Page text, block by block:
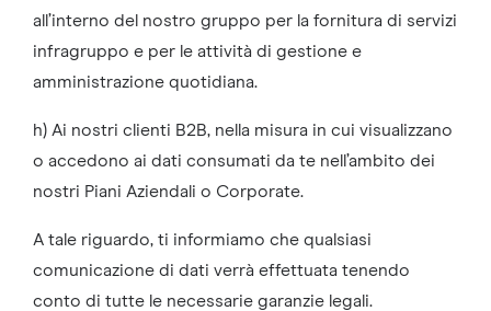
all’interno del nostro gruppo per la fornitura di servizi
infragruppo e per le attività di gestione e
amministrazione quotidiana.
h) Ai nostri clienti B2B, nella misura in cui visualizzano
o accedono ai dati consumati da te nell’ambito dei
nostri Piani Aziendali o Corporate.
A tale riguardo, ti informiamo che qualsiasi
comunicazione di dati verrà effettuata tenendo
conto di tutte le necessarie garanzie legali.